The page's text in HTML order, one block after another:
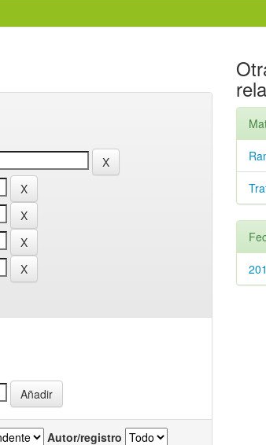
Autor/registro